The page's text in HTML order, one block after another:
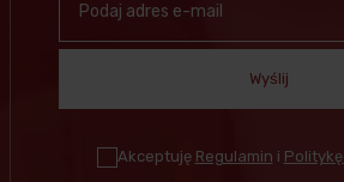
Wyślij
Akceptuję Regulamin i